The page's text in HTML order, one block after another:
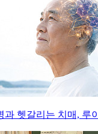
과 헷갈리는 치매, 루